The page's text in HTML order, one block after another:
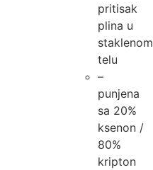
pritisak
plina u
staklenom
telu
–
punjena
sa 20%
ksenon /
80%
kripton